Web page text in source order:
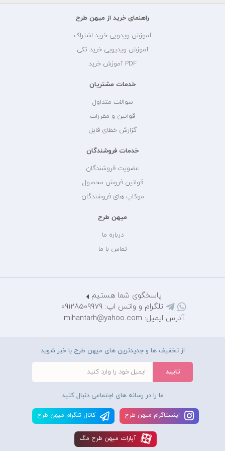
راهنمای خرید از میهن طرح
آموزش ویدویی خرید اشتراک
آموزش ویدیویی خرید تکی
PDF آموزش خرید
خدمات مشتریان
سوالات متداول
قوانین و مقررات
گزارش خطای فایل
خدمات فروشندگان
عضویت فروشندگان
قوانین فروش محصول
موکاپ های فروشندگان
میهن طرح
درباره ما
تماس با ما
پاسخگوی شما هستیم
تلگرام و واتس اپ: 09128509979
آدرس ایمیل: mihantarh@yahoo.com
از تخفیف ها و جدیدترین های میهن طرح با خبر شوید
ما را در رسانه های اجتماعی دنبال کنید
اينستاگرام ميهن طرح کانال تلگرام ميهن طرح
آپارات ميهن طرح مگ